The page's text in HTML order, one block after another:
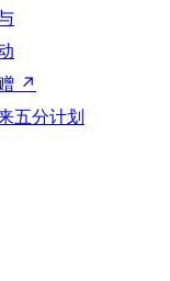
↗
五分计划